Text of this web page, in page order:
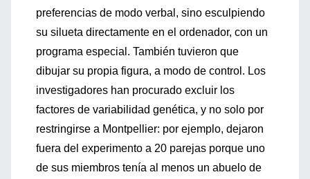
preferencias de modo verbal, sino esculpiendo
su silueta directamente en el ordenador, con un
programa especial. También tuvieron que
dibujar su propia figura, a modo de control. Los
investigadores han procurado excluir los
factores de variabilidad genética, y no solo por
restringirse a Montpellier: por ejemplo, dejaron
fuera del experimento a 20 parejas porque uno
de sus miembros tenía al menos un abuelo de